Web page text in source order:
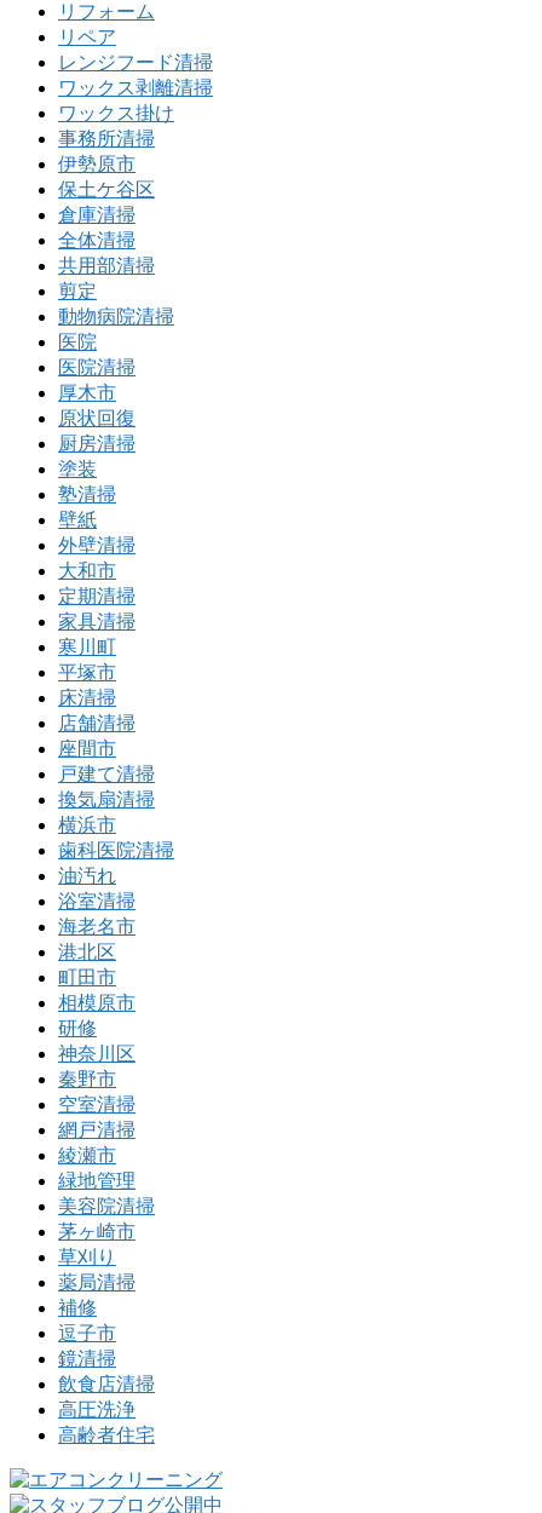
リフォーム
リペア
レンジフード清掃
ワックス剥離清掃
ワックス掛け
事務所清掃
伊勢原市
保土ケ谷区
倉庫清掃
全体清掃
共用部清掃
剪定
動物病院清掃
医院
医院清掃
厚木市
原状回復
厨房清掃
塗装
塾清掃
壁紙
外壁清掃
大和市
定期清掃
家具清掃
寒川町
平塚市
床清掃
店舗清掃
座間市
戸建て清掃
換気扇清掃
横浜市
歯科医院清掃
油汚れ
浴室清掃
海老名市
港北区
町田市
相模原市
研修
神奈川区
秦野市
空室清掃
網戸清掃
綾瀬市
緑地管理
美容院清掃
茅ヶ崎市
草刈り
薬局清掃
補修
逗子市
鏡清掃
飲食店清掃
高圧洗浄
高齢者住宅